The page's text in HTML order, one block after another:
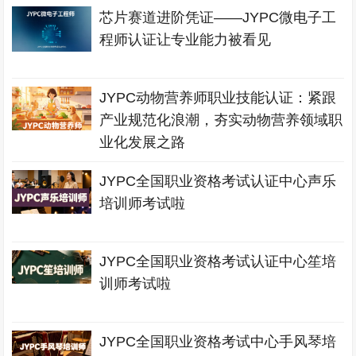
芯片赛道进阶凭证——JYPC微电子工
程师认证让专业能力被看见
JYPC动物营养师职业技能认证：紧跟
产业规范化浪潮，夯实动物营养领域职
业化发展之路
JYPC全国职业资格考试认证中心声乐
培训师考试啦
JYPC全国职业资格考试认证中心笙培
训师考试啦
JYPC全国职业资格考试中心手风琴培